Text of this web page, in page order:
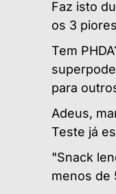
Faz isto
os 3
Tem
para
Adeus,
Teste já
"Snack
menos de